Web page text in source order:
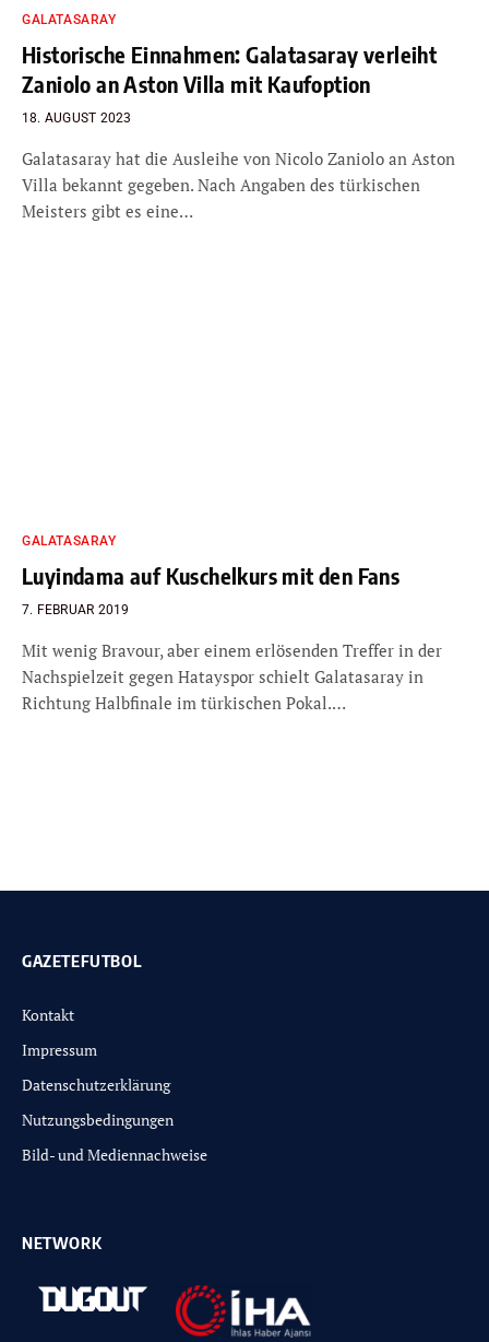
GALATASARAY
Historische Einnahmen: Galatasaray verleiht
Zaniolo an Aston Villa mit Kaufoption
18. AUGUST 2023
Galatasaray hat die Ausleihe von Nicolo Zaniolo an Aston
Villa bekannt gegeben. Nach Angaben des türkischen
Meisters gibt es eine…
GALATASARAY
Luyindama auf Kuschelkurs mit den Fans
7. FEBRUAR 2019
Mit wenig Bravour, aber einem erlösenden Treffer in der
Nachspielzeit gegen Hatayspor schielt Galatasaray in
Richtung Halbfinale im türkischen Pokal.…
GAZETEFUTBOL
Kontakt
Impressum
Datenschutzerklärung
Nutzungsbedingungen
Bild- und Mediennachweise
NETWORK